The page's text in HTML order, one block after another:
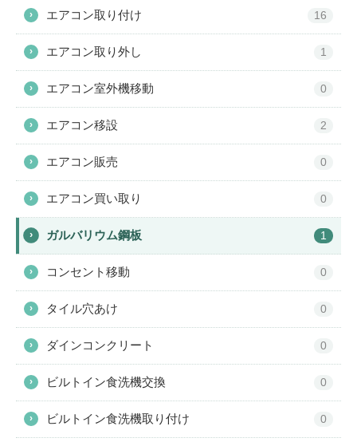
› エアコン取り付け 16
› エアコン取り外し 1
› エアコン室外機移動 0
› エアコン移設 2
› エアコン販売 0
› エアコン買い取り 0
› ガルバリウム鋼板 1
› コンセント移動 0
› タイル穴あけ 0
› ダインコンクリート 0
› ビルトイン食洗機交換 0
› ビルトイン食洗機取り付け 0